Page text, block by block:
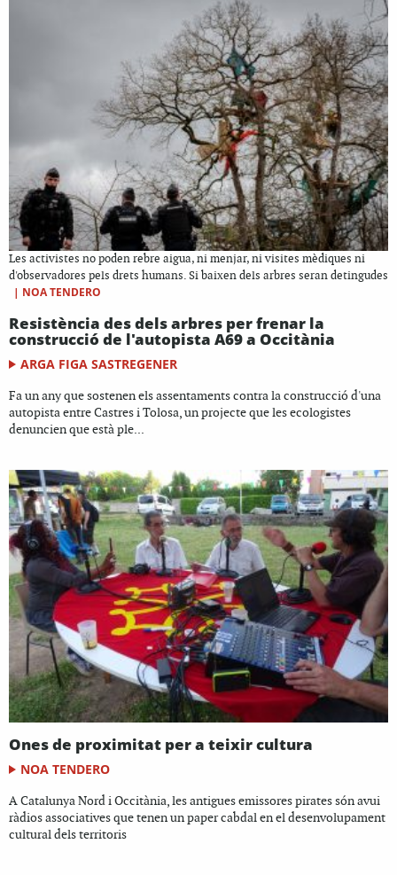
Les activistes no poden rebre aigua, ni menjar, ni visites mèdiques ni
d'observadores pels drets humans. Si baixen dels arbres seran detingudes
| NOA TENDERO
Resistència des dels arbres per frenar la
construcció de l'autopista A69 a Occitània
ARGA FIGA SASTREGENER
Fa un any que sostenen els assentaments contra la construcció d'una
autopista entre Castres i Tolosa, un projecte que les ecologistes
denuncien que està ple...
Ones de proximitat per a teixir cultura
NOA TENDERO
A Catalunya Nord i Occitània, les antigues emissores pirates són avui
ràdios associatives que tenen un paper cabdal en el desenvolupament
cultural dels territoris